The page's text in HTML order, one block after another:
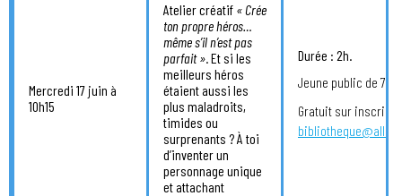
Mercredi 17 juin à
10h15
Atelier créatif « Crée
ton propre héros…
même s’il n’est pas
parfait ». Et si les
meilleurs héros
étaient aussi les
plus maladroits,
timides ou
surprenants ? À toi
d’inventer un
personnage unique
et attachant
Durée : 2h.
Jeune public de 7 à
Gratuit sur